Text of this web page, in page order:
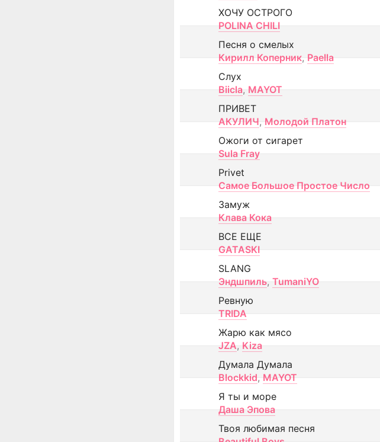
ХОЧУ ОСТРОГО
POLINA CHILI
Песня о смелых
Кирилл Коперник, Paella
Слух
Biicla, MAYOT
ПРИВЕТ
АКУЛИЧ, Молодой Платон
Ожоги от сигарет
Sula Fray
Privet
Самое Большое Простое Число
Замуж
Клава Кока
ВСЕ ЕЩЕ
GATASKI
SLANG
Эндшпиль, TumaniYO
Ревную
TRIDA
Жарю как мясо
JZA, Kiza
Думала Думала
Blockkid, MAYOT
Я ты и море
Даша Эпова
Твоя любимая песня